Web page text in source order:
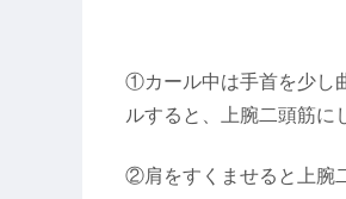
①カール中は手首を少し
ルすると、上腕二頭筋に
②肩をすくませると上腕